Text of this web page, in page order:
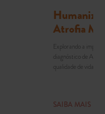
Atrofia
Explorando a
diagnóstico de
qualidade de vida
SAIBA MAIS